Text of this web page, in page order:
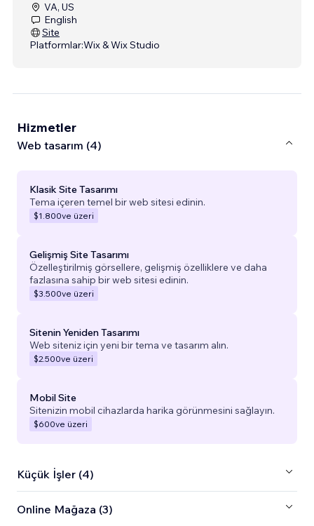
VA, US
English
Site
Platformlar:Wix & Wix Studio
Hizmetler
Web tasarım (4)
Klasik Site Tasarımı
Tema içeren temel bir web sitesi edinin.
$1.800ve üzeri
Gelişmiş Site Tasarımı
Özelleştirilmiş görsellere, gelişmiş özelliklere ve daha
fazlasına sahip bir web sitesi edinin.
$3.500ve üzeri
Sitenin Yeniden Tasarımı
Web siteniz için yeni bir tema ve tasarım alın.
$2.500ve üzeri
Mobil Site
Sitenizin mobil cihazlarda harika görünmesini sağlayın.
$600ve üzeri
Küçük İşler (4)
Online Mağaza (3)